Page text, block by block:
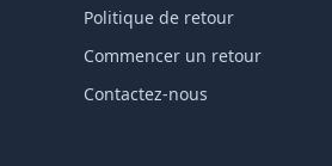
Politique de retour
Commencer un retour
Contactez-nous